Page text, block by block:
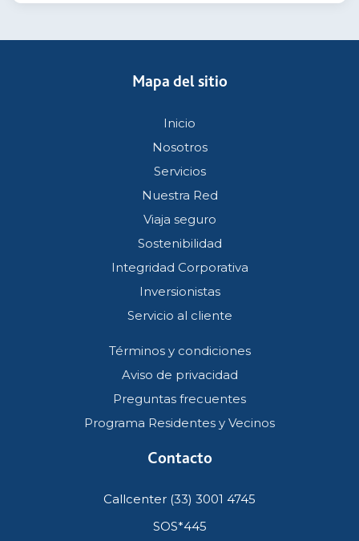
Mapa del sitio
Inicio
Nosotros
Servicios
Nuestra Red
Viaja seguro
Sostenibilidad
Integridad Corporativa
Inversionistas
Servicio al cliente
Términos y condiciones
Aviso de privacidad
Preguntas frecuentes
Programa Residentes y Vecinos
Contacto
Callcenter (33) 3001 4745
SOS*445